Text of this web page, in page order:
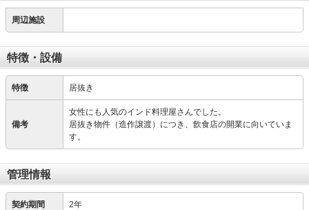
周辺施設
特徴・設備
特徴 居抜き
備考
女性にも人気のインド料理屋さんでした。
居抜き物件（造作譲渡）につき、飲食店の開業に向いていま
す。
管理情報
契約期間 2年